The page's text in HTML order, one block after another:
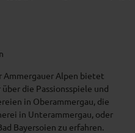
Alpen bietet
die Passionsspiele und
in Oberammergau, die
in Unterammergau, oder
Bayersoien zu erfahren.